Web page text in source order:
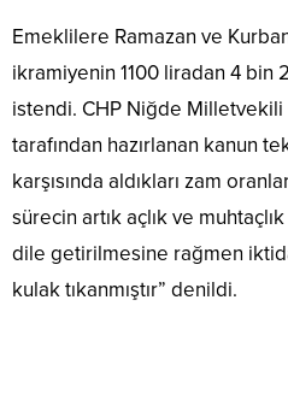
Emeklilere Ramazan ve
ikramiyenin 1100 liradan 4 bin
istendi. CHP Niğde
tarafından hazırlanan kanun
karşısında aldıkları zam
sürecin artık açlık ve
dile getirilmesine rağmen
kulak tıkanmıştır” denildi.